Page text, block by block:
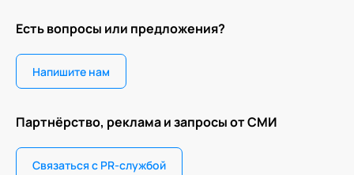
Есть вопросы или предложения?
Напишите нам
Партнёрство, реклама и запросы от СМИ
Связаться с PR-службой